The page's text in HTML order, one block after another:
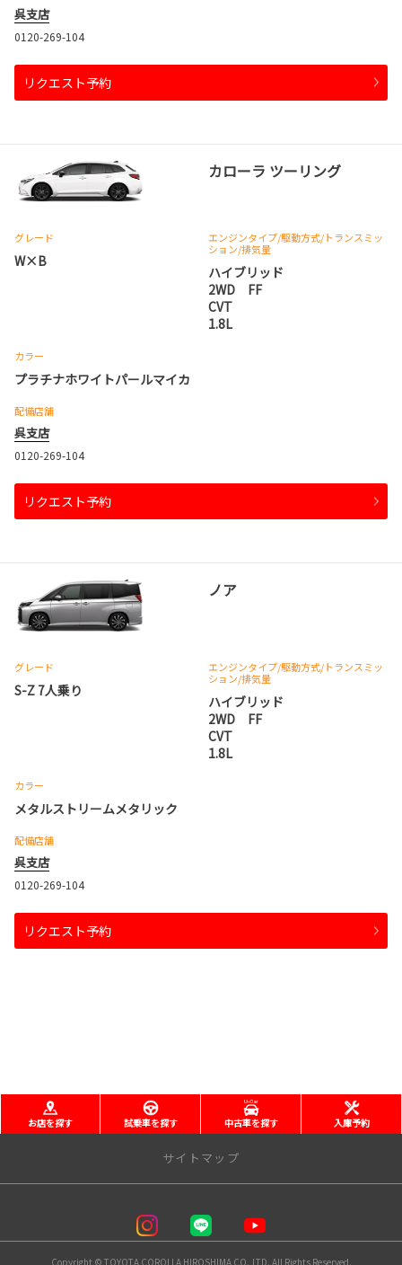
呉支店
0120-269-104
リクエスト予約
カローラ ツーリング
グレード
W×B
エンジンタイプ/駆動方式/トランスミッ
ション/排気量
ハイブリッド
2WD FF
CVT
1.8L
カラー
プラチナホワイトパールマイカ
配備店舗
呉支店
0120-269-104
リクエスト予約
ノア
グレード
S-Z 7人乗り
エンジンタイプ/駆動方式/トランスミッ
ション/排気量
ハイブリッド
2WD FF
CVT
1.8L
カラー
メタルストリームメタリック
配備店舗
呉支店
0120-269-104
リクエスト予約
お店を探す 試乗車を探す 中古車を探す 入庫予約
サイトマップ
Copyright © TOYOTA COROLLA HIROSHIMA CO.,LTD. All Rights Reserved.